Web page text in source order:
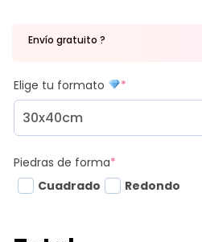
Envío gratuito ?
Elige tu formato *
Piedras de forma*
Cuadrado
Redondo